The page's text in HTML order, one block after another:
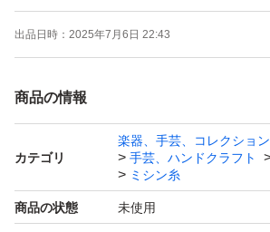
ハンドメイド
ミシン
60番
入学準備
入園準備
出品日時： 2025年7月6日 22:43
商品の情報
カテゴリ
楽器、手芸、コレクション
手芸、ハンドクラフト
ミシン糸
商品の状態 未使用